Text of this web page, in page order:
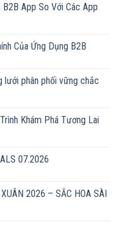
App So Với Các App
Của Ứng Dụng B2B
lưới phân phối vững chắc
Khám Phá Tương Lai
07.2026
2026 – SẮC HOA SÀI